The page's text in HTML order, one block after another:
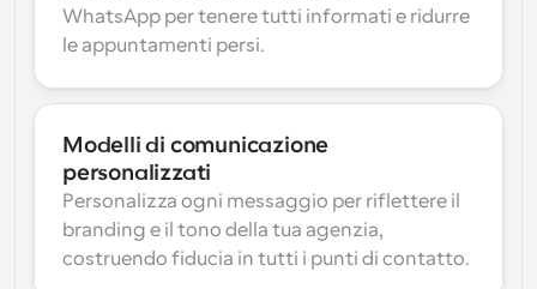
WhatsApp per tenere tutti informati e ridurre
le appuntamenti persi.
Modelli di comunicazione
personalizzati
Personalizza ogni messaggio per riflettere il
branding e il tono della tua agenzia,
costruendo fiducia in tutti i punti di contatto.